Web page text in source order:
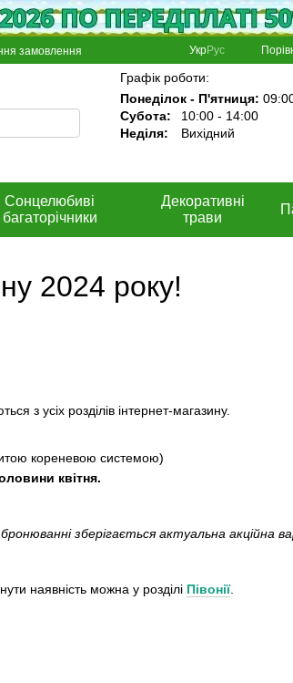
замовлення
УкрРус
Графік роботи:
Понеділок - П'ятниця:
Субота:
10:00 - 14:00
Неділя:
Вихідний
Сонцелюбиві
багаторічники
Декоративні
трави
2024 року!
з усіх розділів інтернет-магазину.
кореневою системою)
квітня.
зберігається актуальна акційна
наявність можна у розділі Півонії.